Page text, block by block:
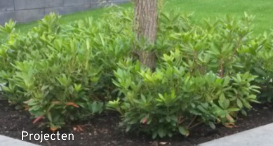
Projecten